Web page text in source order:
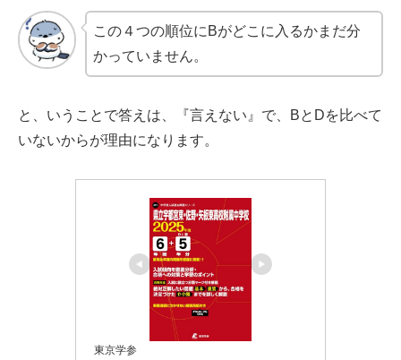
この４つの順位にBがどこに入るかまだ分
かっていません。
と、いうことで答えは、『言えない』で、BとDを比べて
いないからが理由になります。
東京学参